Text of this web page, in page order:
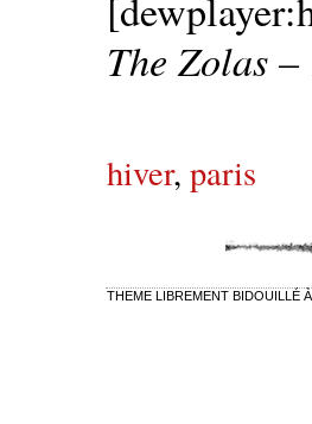
The Zolas –
hiver, paris
THEME LIBREMENT BIDOUILLÉ